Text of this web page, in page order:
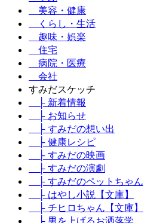
美容・健康
くらし・生活
趣味・娯楽
住宅
病院・医療
会社
すみだスケッチ
├ 新着情報
├ お知らせ
├ すみだの想い出
├ 健康レシピ
├ すみだの映画
├ すみだの演劇
├ すみだのペットちゃん
├ はやし小説【文庫】
├ チヒロちゃん【文庫】
├ 男を上げるお洒落学